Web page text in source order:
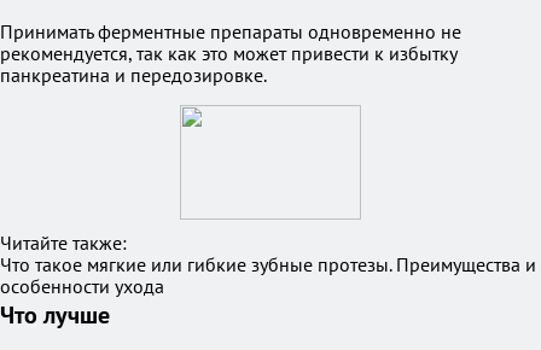
Принимать ферментные препараты одновременно не
рекомендуется, так как это может привести к избытку
панкреатина и передозировке.
Читайте также:
Что такое мягкие или гибкие зубные протезы. Преимущества и
особенности ухода
Что лучше